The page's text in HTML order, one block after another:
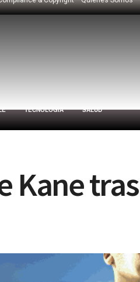
TECNOLOGÍA SALUD
Kane